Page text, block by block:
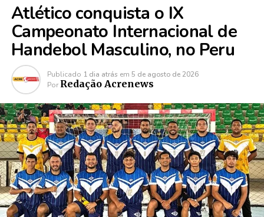
Atlético conquista o IX
Campeonato Internacional de
Handebol Masculino, no Peru
Publicado 1 dia atrás em 5 de agosto de 2026
Por Redação Acrenews